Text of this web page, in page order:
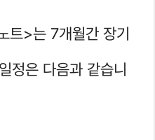
>는 7개월간 장기
정은 다음과 같습니